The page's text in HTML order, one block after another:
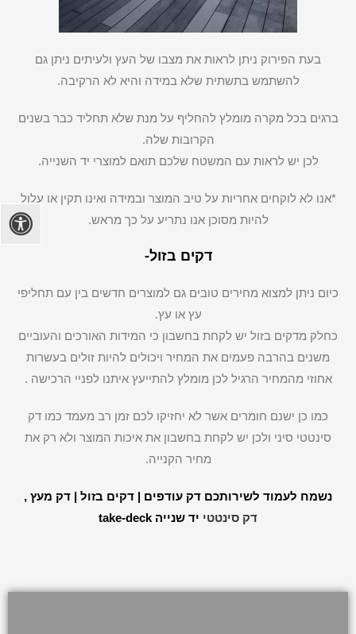
בעת הפירוק ניתן לראות את מצבו של העץ ולעיתים ניתן גם
להשתמש בתשתית שלא במידה והיא לא הרקיבה.
ברגים בכל מקרה מומלץ להחליף על מנת שלא תחליד כבר בשנים
הקרובות שלה.
לכן יש לראות עם המשטח שלכם תואם למוצרי יד השנייה.
*אנו לא לוקחים אחריות על טיב המוצר ובמידה ואינו תקין או עלול
להיות מסוכן אנו נתריע על כך מראש.
דקים בזול-
כיום ניתן למצוא מחירים טובים גם למוצרים חדשים בין עם תחליפי
עץ או עץ.
כחלק מדקים בזול יש לקחת בחשבון כי המידות האורכים והעוביים
משנים בהרבה פעמים את המחיר ויכולים להיות זולים בעשרות
אחוזי מהמחיר הרגיל לכן מומלץ להתייעץ איתנו לפניי הרכישה .
כמו כן ישנם חומרים אשר לא יחזיקו לכם זמן רב מעמד כמו דק
סינטטי סיני ולכן יש לקחת בחשבון את איכות המוצר ולא רק את
מחיר הקנייה.
נשמח לעמוד לשירותכם דק עודפים | דקים בזול | דק מעץ ,
דק סינטטי יד שנייה take-deck